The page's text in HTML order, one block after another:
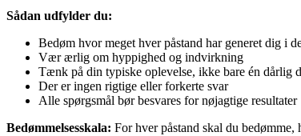
Sådan udfylder du:
Bedøm hvor meget hver påstand har generet dig i
Vær ærlig om hyppighed og indvirkning
Tænk på din typiske oplevelse, ikke bare én dårlig
Der er ingen rigtige eller forkerte svar
Alle spørgsmål bør besvares for nøjagtige resultater
Bedømmelsesskala: For hver påstand skal du bedømme,